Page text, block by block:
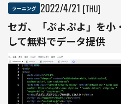
ラーニング 2022/4/21 [THU]
セガ、「ぷよぷよ」を小
して無料でデータ提供